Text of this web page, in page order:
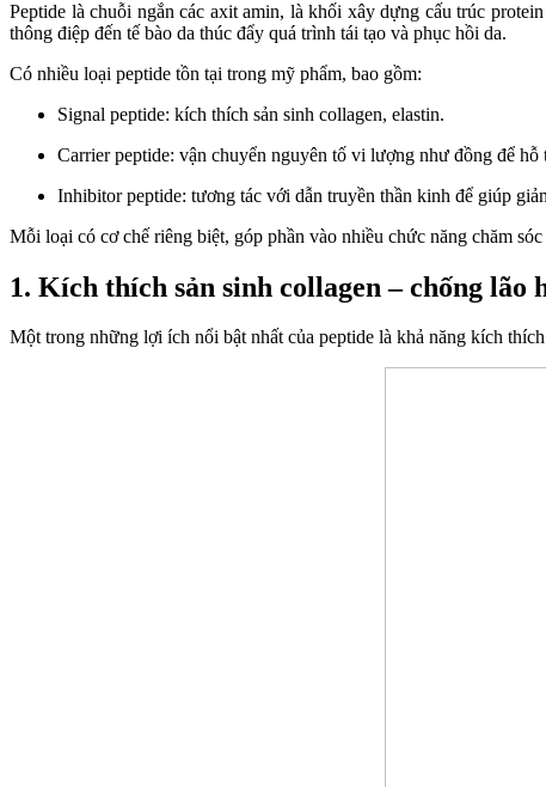
Peptide là chuỗi ngắn các axit amin, là khối xây dựng cấu trúc
thông điệp đến tế bào da thúc đẩy quá trình tái tạo và phục hồi da.
Có nhiều loại peptide tồn tại trong mỹ phẩm, bao gồm:
Signal peptide: kích thích sản sinh collagen, elastin.
Carrier peptide: vận chuyển nguyên tố vi lượng như đồng để hỗ
Inhibitor peptide: tương tác với dẫn truyền thần kinh để giúp
Mỗi loại có cơ chế riêng biệt, góp phần vào nhiều chức năng chăm sóc
1. Kích thích sản sinh collagen – chống lão
Một trong những lợi ích nổi bật nhất của peptide là khả năng kích